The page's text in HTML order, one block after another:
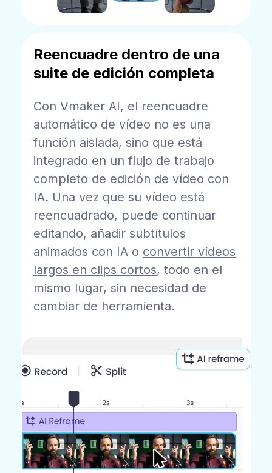
Reencuadre dentro de una
suite de edición completa
Con Vmaker AI, el reencuadre
automático de vídeo no es una
función aislada, sino que está
integrado en un flujo de trabajo
completo de edición de vídeo con
IA. Una vez que su vídeo está
reencuadrado, puede continuar
editando, añadir subtítulos
animados con IA o convertir vídeos
largos en clips cortos, todo en el
mismo lugar, sin necesidad de
cambiar de herramienta.